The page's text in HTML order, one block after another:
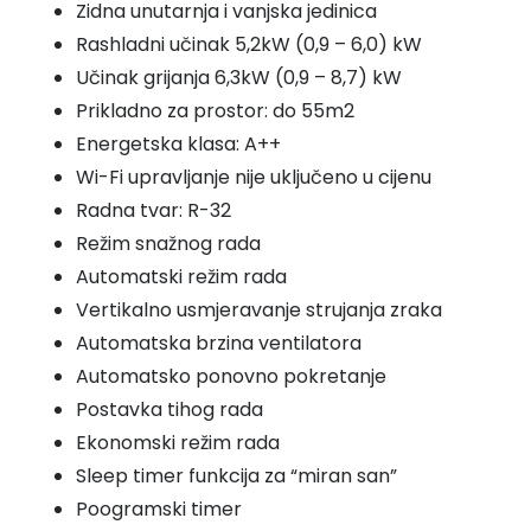
Zidna unutarnja i vanjska jedinica
Rashladni učinak 5,2kW (0,9 – 6,0) kW
Učinak grijanja 6,3kW (0,9 – 8,7) kW
Prikladno za prostor: do 55m2
Energetska klasa: A++
Wi-Fi upravljanje nije uključeno u cijenu
Radna tvar: R-32
Režim snažnog rada
Automatski režim rada
Vertikalno usmjeravanje strujanja zraka
Automatska brzina ventilatora
Automatsko ponovno pokretanje
Postavka tihog rada
Ekonomski režim rada
Sleep timer funkcija za “miran san”
Poogramski timer